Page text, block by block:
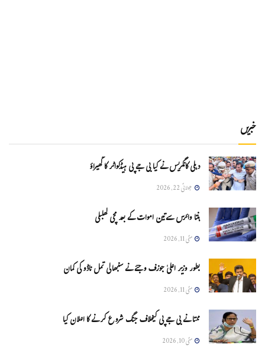
خبریں
دہلی کانگریس نے کیا بی جے پی ہیڈکواٹر کا گھیراؤ
جولائی 22, 2026
ہنتا وائرس سےتین اموات کے بعد مچی کھلبلی
مئی 11, 2026
بطور وزیر اعلیٰ جوزف وجئے نے سنبھالی تمل ناڈو کی کمان
مئی 11, 2026
ممتا نے بی جے پی کیخلاف جنگ شروع کرنے کا اعلان کیا
مئی 10, 2026